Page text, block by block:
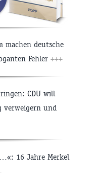
machen deutsche
Fehler +++
CDU will
verweigern und
16 Jahre Merkel